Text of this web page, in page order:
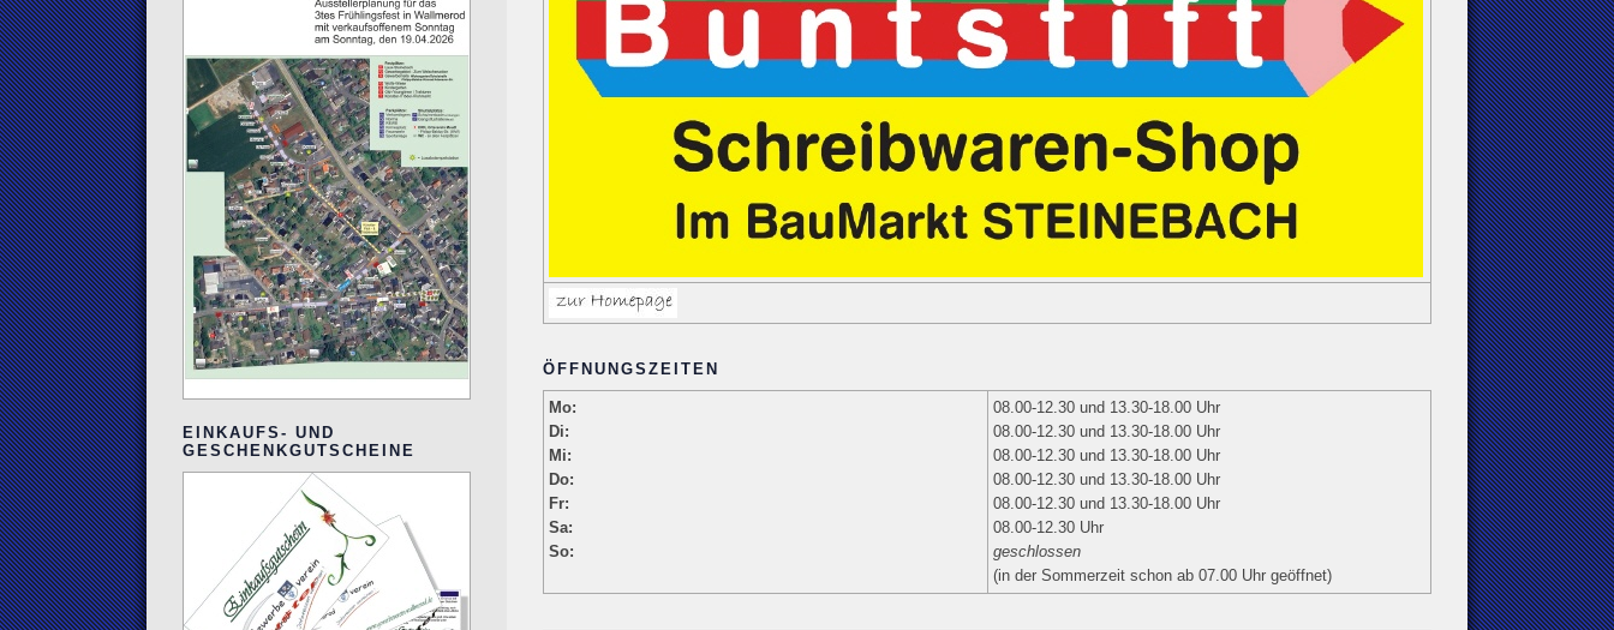
ÖFFNUNGSZEITEN
Mo:
Di:
Mi:
Do:
Fr:
Sa:
So:
08.00-12.30 und 13.30-18.00 Uhr
08.00-12.30 und 13.30-18.00 Uhr
08.00-12.30 und 13.30-18.00 Uhr
08.00-12.30 und 13.30-18.00 Uhr
08.00-12.30 und 13.30-18.00 Uhr
08.00-12.30 Uhr
geschlossen
(in der Sommerzeit schon ab 07.00 Uhr geöffnet)
EINKAUFS- UND
GESCHENKGUTSCHEINE